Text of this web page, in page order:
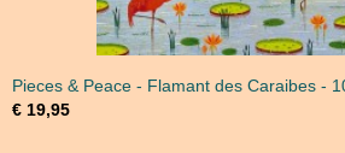
Pieces & Peace - Flamant des Caraibes -
€ 19,95